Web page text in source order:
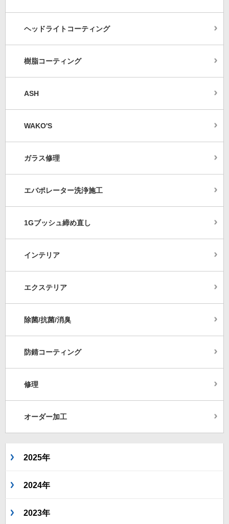
ヘッドライトコーティング
樹脂コーティング
ASH
WAKO'S
ガラス修理
エバポレーター洗浄施工
1Gブッシュ締め直し
インテリア
エクステリア
除菌/抗菌/消臭
防錆コーティング
修理
オーダー加工
2025年
2024年
2023年